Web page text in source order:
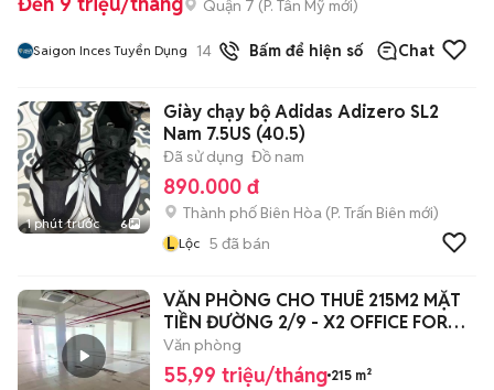
Quận 7 (P. Tân Mỹ mới)
Saigon Inces Tuyển Dụng 14 đã bánBấm để hiện số Chat
1 phút trước 6
Giày chạy bộ Adidas Adizero SL2
Nam 7.5US (40.5)
Đã sử dụng Đồ nam
890.000 đ
Thành phố Biên Hòa (P. Trấn Biên mới)
L Lộc 5 đã bán
VĂN PHÒNG CHO THUÊ 215M2 MẶT
TIỀN ĐƯỜNG 2/9 - X2 OFFICE FOR
YOU
Văn phòng
55,99 triệu/tháng 215 m²